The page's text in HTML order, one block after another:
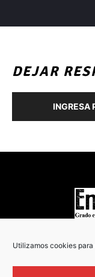
Utilizamos cookies
DEJAR
INGRESA